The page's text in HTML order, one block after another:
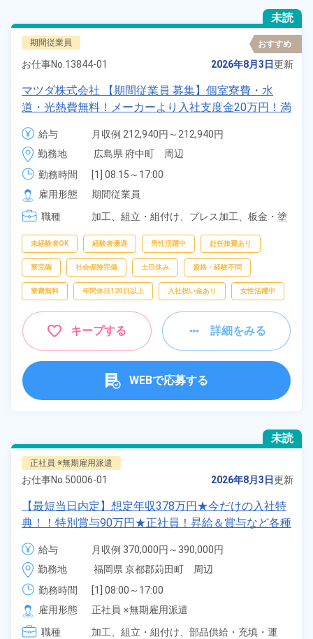
アルバイト・パート
正社員 ※無期雇用派遣
期間従業員
こだわり
タグ 選択してください
ド
自宅周辺の
お仕事
出典：「位置参照情報」(国土交通省）の加工情報・「HeartRails
Geo API」(HeartRails Inc.)
未読
期間従業員 おすすめ
お仕事No. 13844-01 2026年8月3日更新
マツダ株式会社 【期間従業員 募集】個室寮費・水
道・光熱費無料！メーカーより入社支度金20万円！満
了慰労金最大93.8万円★皆勤手当、月2万円！★特別
手当3万円《広島県安芸群・府中町》
給与
月収例 212,940円～212,940円
日給 10,140円～10,140円
勤務地
広島県 府中町　周辺
勤務時間
[1] 08:15～17:00
[2] 20:15～05:39
雇用形態
期間従業員
職種
加工、 組立・組付け、 プレス加工、 板金・塗
査、フォークリフト、 物流・配送、在庫・商
品管理
未経験者OK 経験者優遇 男性活躍中 赴任旅費あり
寮完備 社会保険完備 土日休み 資格・経験不問
寮費無料 年間休日120日以上 入社祝い金あり 女性活躍中
キープする 詳細をみる
WEBで応募する
未読
正社員 ※無期雇用派遣
お仕事No. 50006-01 2026年8月3日更新
【最短当日内定】想定年収378万円★今だけの入社特
典！！特別賞与90万円★正社員！昇給＆賞与など各種
手当も充実！クルマの組立・加工業務！備品付き寮完
備★無料送迎あり♪生活支援物資事前対応可◎《福岡
県苅田町》
給与
月収例 370,000円～390,000円
給与 255,000円～255,000円
勤務地
福岡県 京都郡苅田町　周辺
勤務時間
[1] 08:00～17:00
[2] 20:00～05:00
[3] 16:30～01:30
雇用形態
正社員 ※無期雇用派遣
職種
加工、 組立・組付け、 部品供給・充填・運